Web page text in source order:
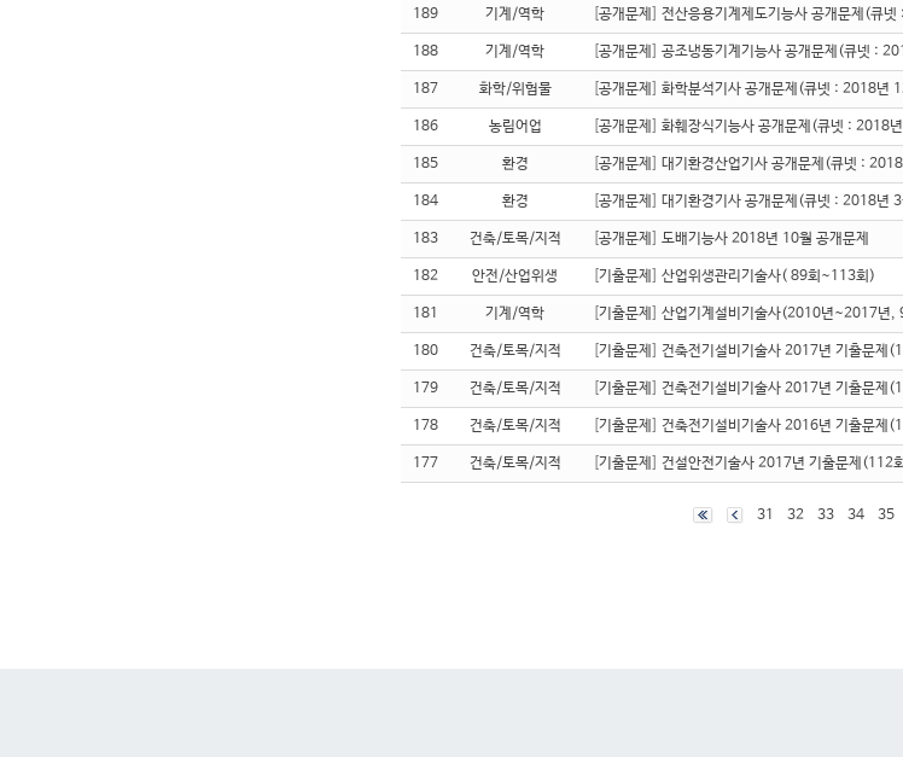
189 기계/역학 공개문제 전산응용기계제도기능사 공개문제(큐
188 기계/역학 공개문제 공조냉동기계기능사 공개문제(큐넷 :
187 화학/위험물 공개문제 화학분석기사 공개문제(큐넷 : 2018년
186 농림어업 공개문제 화훼장식기능사 공개문제(큐넷 : 2018
185 환경 공개문제 대기환경산업기사 공개문제(큐넷 :
184 환경 공개문제 대기환경기사 공개문제(큐넷 : 2018년
183 건축/토목/지적 공개문제 도배기능사 2018년 10월 공개문제
182 안전/산업위생 기출문제 산업위생관리기술사( 89회~113회)
181 기계/역학 기출문제 산업기계설비기술사(2010년~2017년,
180 건축/토목/지적 기출문제 건축전기설비기술사 2017년 기출문제
179 건축/토목/지적 기출문제 건축전기설비기술사 2017년 기출문제
178 건축/토목/지적 기출문제 건축전기설비기술사 2016년 기출문제
177 건축/토목/지적 기출문제 건설안전기술사 2017년 기출문제(112
31 32 33 34 35